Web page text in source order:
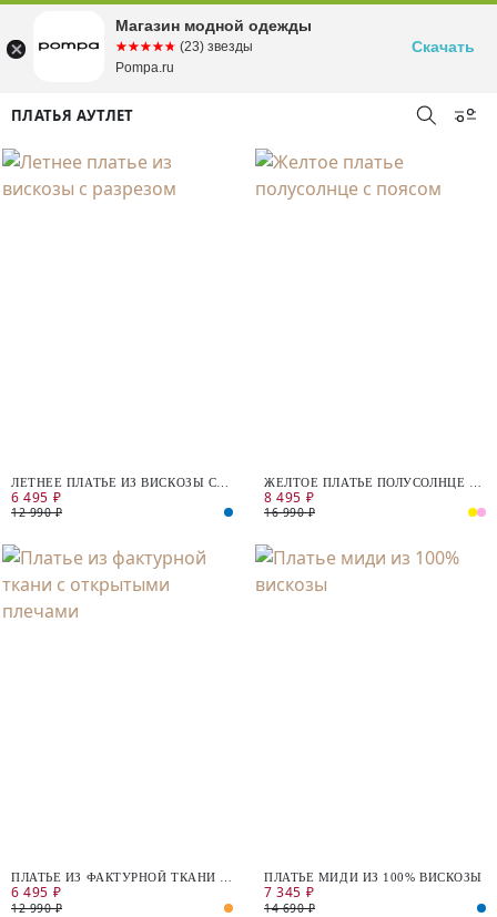
ПЛАТЬЯ АУТЛЕТ
ЛЕТНЕЕ ПЛАТЬЕ ИЗ ВИСКОЗЫ С
РАЗРЕЗОМ
6 495 ₽
12 990 ₽
ЖЕЛТОЕ ПЛАТЬЕ ПОЛУСОЛНЦЕ С
ПОЯСОМ
8 495 ₽
16 990 ₽
ПЛАТЬЕ ИЗ ФАКТУРНОЙ ТКАНИ С
ОТКРЫТЫМИ ПЛЕЧАМИ
6 495 ₽
12 990 ₽
ПЛАТЬЕ МИДИ ИЗ 100% ВИСКОЗЫ
7 345 ₽
14 690 ₽
Магазин модной одежды
☆☆☆☆☆
★★★★★ (23) звезды
Pompa.ru
Скачать